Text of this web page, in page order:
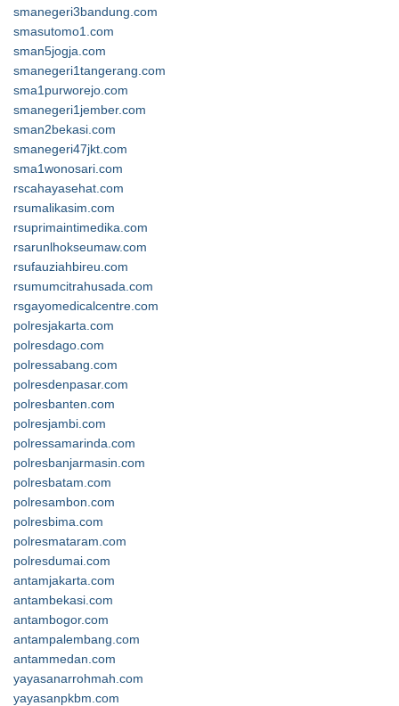
smanegeri3bandung.com
smasutomo1.com
sman5jogja.com
smanegeri1tangerang.com
sma1purworejo.com
smanegeri1jember.com
sman2bekasi.com
smanegeri47jkt.com
sma1wonosari.com
rscahayasehat.com
rsumalikasim.com
rsuprimaintimedika.com
rsarunlhokseumaw.com
rsufauziahbireu.com
rsumumcitrahusada.com
rsgayomedicalcentre.com
polresjakarta.com
polresdago.com
polressabang.com
polresdenpasar.com
polresbanten.com
polresjambi.com
polressamarinda.com
polresbanjarmasin.com
polresbatam.com
polresambon.com
polresbima.com
polresmataram.com
polresdumai.com
antamjakarta.com
antambekasi.com
antambogor.com
antampalembang.com
antammedan.com
yayasanarrohmah.com
yayasanpkbm.com